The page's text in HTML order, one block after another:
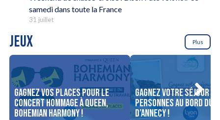
samedi dans toute la France
31 juillet
JEUX Plus
Gagnez vos places pour le
concert Hommage à Queen,
Bohemian Harmony !
Gagnez votre séjour
personnes au bord du
d’Annecy !